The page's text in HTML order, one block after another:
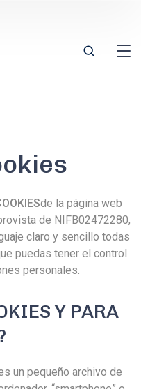
de la página web
de NIFB02472280,
claro y sencillo todas
puedas tener el control
personales.
Y PARA
un pequeño archivo de